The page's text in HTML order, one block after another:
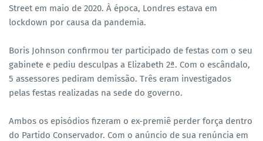
Street em maio de 2020. À época, Londres estava em
lockdown por causa da pandemia.
Boris Johnson confirmou ter participado de festas com o seu
gabinete e pediu desculpas a Elizabeth 2ª. Com o escândalo,
5 assessores pediram demissão. Três eram investigados
pelas festas realizadas na sede do governo.
Ambos os episódios fizeram o ex-premiê perder força dentro
do Partido Conservador. Com o anúncio de sua renúncia em